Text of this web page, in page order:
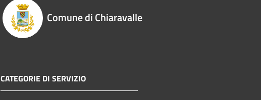
Comune di Chiaravalle
CATEGORIE DI SERVIZIO